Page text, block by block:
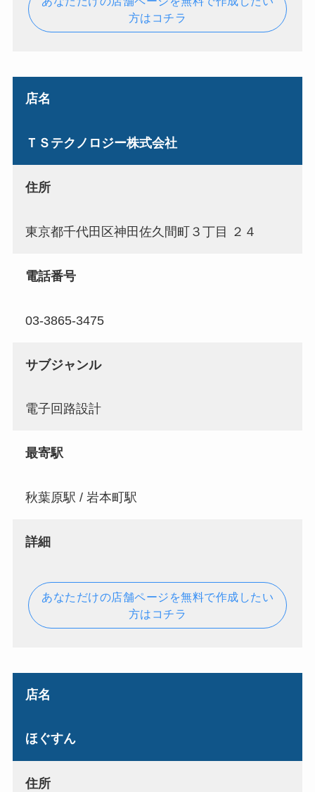
方はコチラ
店名
ＴＳテクノロジー株式会社
住所
東京都千代田区神田佐久間町３丁目 ２４
電話番号
03-3865-3475
サブジャンル
電子回路設計
最寄駅
秋葉原駅 / 岩本町駅
詳細
あなただけの店舗ページを無料で作成したい
方はコチラ
店名
ほぐすん
住所